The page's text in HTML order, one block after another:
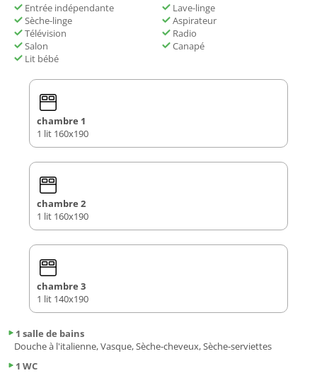
Entrée indépendante
Lave-linge
Sèche-linge
Aspirateur
Télévision
Radio
Salon
Canapé
Lit bébé
chambre 1
1 lit 160x190
chambre 2
1 lit 160x190
chambre 3
1 lit 140x190
1 salle de bains
Douche à l'italienne, Vasque, Sèche-cheveux, Sèche-serviettes
1 WC